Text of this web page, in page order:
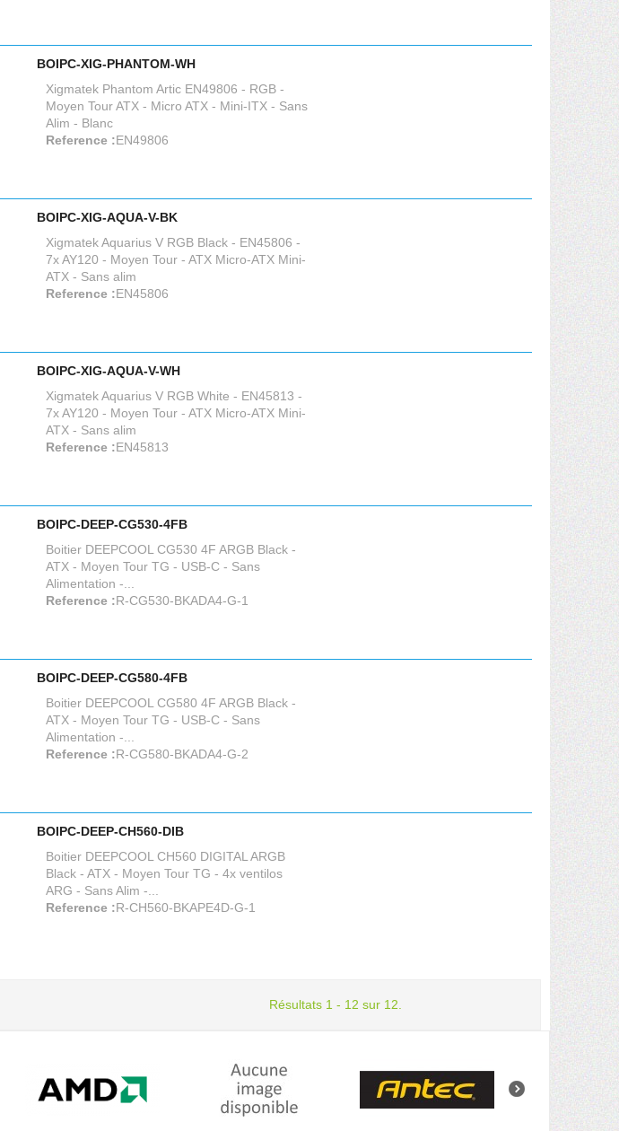
BOIPC-XIG-PHANTOM-WH
Xigmatek Phantom Artic EN49806 - RGB -
Moyen Tour ATX - Micro ATX - Mini-ITX - Sans
Alim - Blanc
Reference :EN49806
BOIPC-XIG-AQUA-V-BK
Xigmatek Aquarius V RGB Black - EN45806 -
7x AY120 - Moyen Tour - ATX Micro-ATX Mini-
ATX - Sans alim
Reference :EN45806
BOIPC-XIG-AQUA-V-WH
Xigmatek Aquarius V RGB White - EN45813 -
7x AY120 - Moyen Tour - ATX Micro-ATX Mini-
ATX - Sans alim
Reference :EN45813
BOIPC-DEEP-CG530-4FB
Boitier DEEPCOOL CG530 4F ARGB Black -
ATX - Moyen Tour TG - USB-C - Sans
Alimentation -...
Reference :R-CG530-BKADA4-G-1
BOIPC-DEEP-CG580-4FB
Boitier DEEPCOOL CG580 4F ARGB Black -
ATX - Moyen Tour TG - USB-C - Sans
Alimentation -...
Reference :R-CG580-BKADA4-G-2
BOIPC-DEEP-CH560-DIB
Boitier DEEPCOOL CH560 DIGITAL ARGB
Black - ATX - Moyen Tour TG - 4x ventilos
ARG - Sans Alim -...
Reference :R-CH560-BKAPE4D-G-1
Résultats 1 - 12 sur 12.